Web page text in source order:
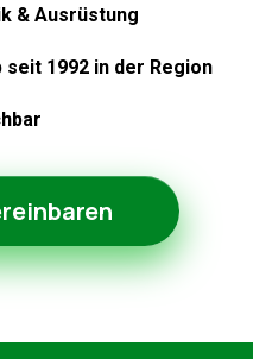
& Ausrüstung
1992 in der Region